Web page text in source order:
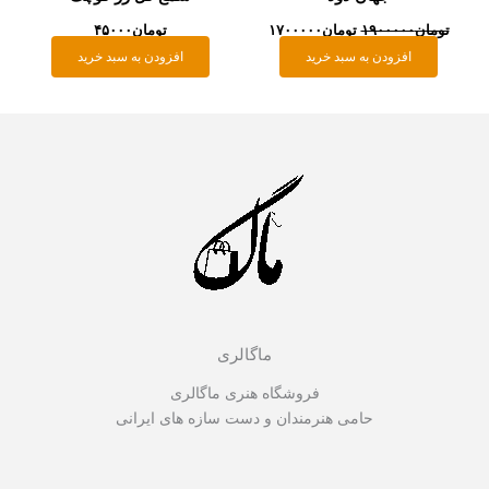
تومان۱۹۰۰۰۰۰ تومان۱۷۰۰۰۰۰
افزودن به سبد خرید
تومان۴۵۰۰۰
افزودن به سبد خرید
ماگالری
فروشگاه هنری ماگالری
حامی هنرمندان و دست سازه های ایرانی